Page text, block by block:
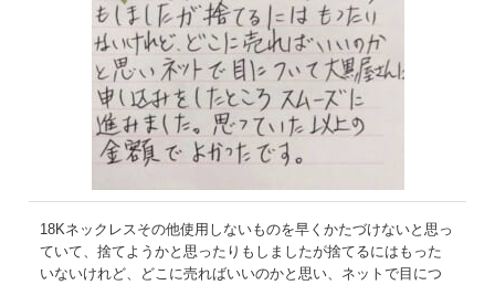
18Kネックレスその他使用しないものを早くかたづけないと思っ
ていて、捨てようかと思ったりもしましたが捨てるにはもった
いないけれど、どこに売ればいいのかと思い、ネットで目につ